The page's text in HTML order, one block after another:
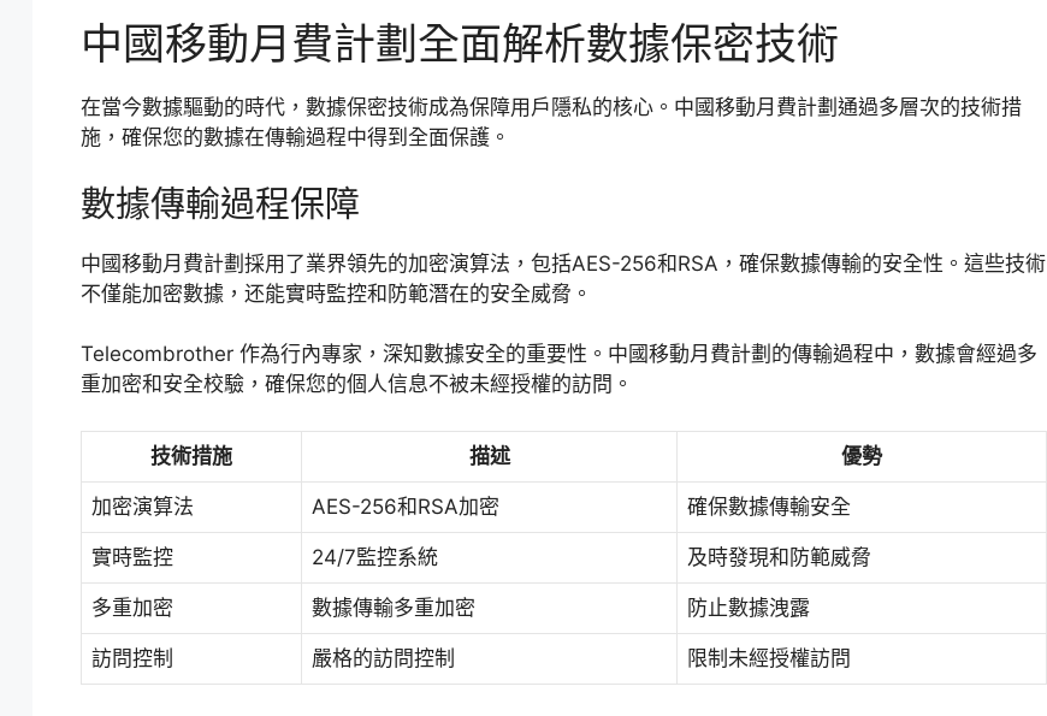
中國移動月費計劃全面解析數據保密技術
在當今數據驅動的時代，數據保密技術成為保障用戶隱私的核心。中國移動月費計劃通過多層次的技術措
施，確保您的數據在傳輸過程中得到全面保護。
數據傳輸過程保障
中國移動月費計劃採用了業界領先的加密演算法，包括AES-256和RSA，確保數據傳輸的安全性。這些技術
不僅能加密數據，还能實時監控和防範潛在的安全威脅。
Telecombrother 作為行內專家，深知數據安全的重要性。中國移動月費計劃的傳輸過程中，數據會經過多
重加密和安全校驗，確保您的個人信息不被未經授權的訪問。
技術措施 描述 優勢
加密演算法 AES-256和RSA加密 確保數據傳輸安全
實時監控 24/7監控系統 及時發現和防範威脅
多重加密 數據傳輸多重加密 防止數據洩露
訪問控制 嚴格的訪問控制 限制未經授權訪問